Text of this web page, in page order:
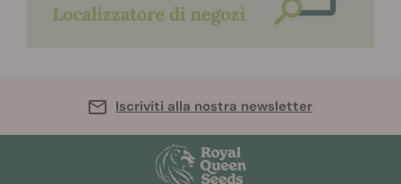
Iscriviti alla nostra newsletter